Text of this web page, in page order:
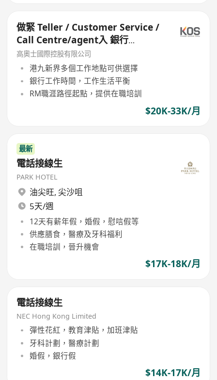
做緊 Teller / Customer Service /
Call Centre/agent入 銀行
General Banking Officer
高奧士國際控股有限公司
港九新界多個工作地點可供選擇
銀行工作時間，工作生活平衡
RM職涯路徑起點，提供在職培訓
$20K-33K/月
最新
電話接線生
PARK HOTEL
油尖旺, 尖沙咀
5天/週
12天有薪年假，婚假，慰唁假等
供應膳食，醫療及牙科福利
在職培訓，晉升機會
$17K-18K/月
電話接線生
NEC Hong Kong Limited
彈性花紅，教育津貼，加班津貼
牙科計劃，醫療計劃
婚假，銀行假
$14K-17K/月